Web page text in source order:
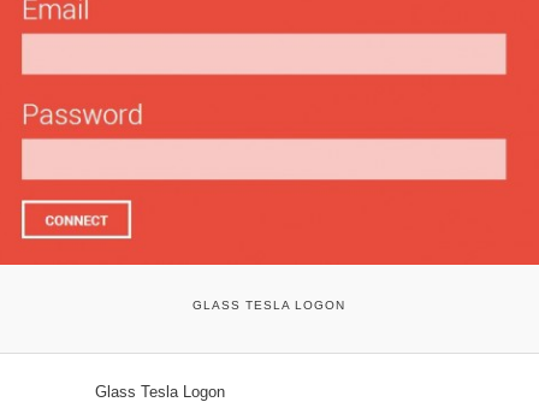
GLASS TESLA LOGON
Glass Tesla Logon